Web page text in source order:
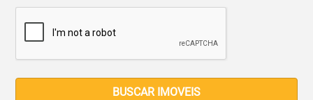
BUSCAR IMOVEIS